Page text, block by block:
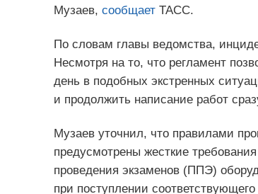
Музаев, сообщаетТАСС.
По словам главы ведомства,
Несмотря на то, что регламент
день в подобных экстренных
и продолжить написание работ
Музаев уточнил, что правилами
предусмотрены жесткие
проведения экзаменов (ППЭ)
при поступлении соответствующего